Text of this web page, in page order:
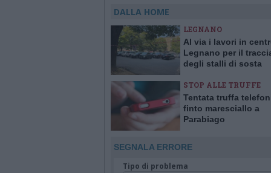
DALLA HOME
LEGNANO
Al via i lavori in
Legnano per il
degli stalli di sosta
STOP ALLE TRUFFE
Tentata truffa
finto maresciallo a
Parabiago
SEGNALA ERRORE
Tipo di problema